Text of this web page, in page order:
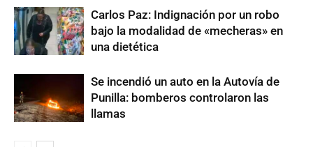
Carlos Paz: Indignación por un robo
bajo la modalidad de «mecheras» en
una dietética
Se incendió un auto en la Autovía de
Punilla: bomberos controlaron las
llamas